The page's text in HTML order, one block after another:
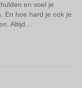
en voel je
En hoe hard je ook je
Altijd…